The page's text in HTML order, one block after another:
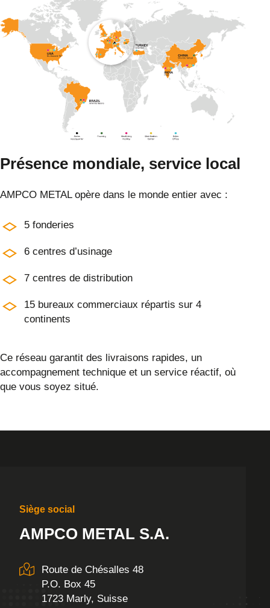
Présence mondiale, service local
AMPCO METAL opère dans le monde entier avec :
5 fonderies
6 centres d’usinage
7 centres de distribution
15 bureaux commerciaux répartis sur 4
continents
Ce réseau garantit des livraisons rapides, un
accompagnement technique et un service réactif, où
que vous soyez situé.
Siège social
AMPCO METAL S.A.
Route de Chésalles 48
P.O. Box 45
1723 Marly, Suisse